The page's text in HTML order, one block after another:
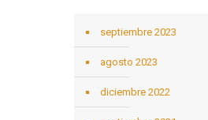
septiembre 2023
agosto 2023
diciembre 2022